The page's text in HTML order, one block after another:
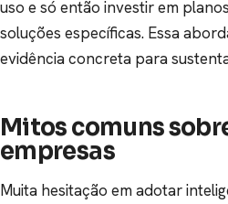
uso e só então investir em
soluções específicas. Essa
evidência concreta para
Mitos comuns
empresas
Muita hesitação em adotar